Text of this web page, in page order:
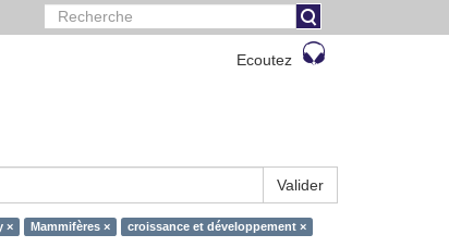
Ecoutez
Valider
× Mammifères ×
croissance et développement ×